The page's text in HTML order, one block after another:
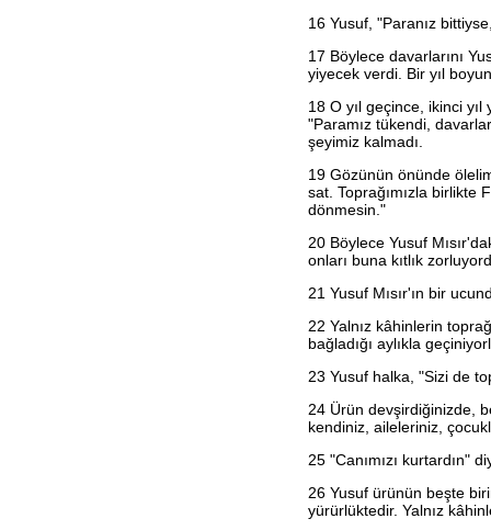
16 Yusuf, "Paranız
17 Böylece davarlarını
yiyecek verdi. Bir yıl
18 O yıl geçince, ikinci
"Paramız tükendi,
şeyimiz kalmadı.
19 Gözünün önünde
sat. Toprağımızla birlikte
dönmesin."
20 Böylece Yusuf
onları buna kıtlık
21 Yusuf Mısır'ın bir
22 Yalnız kâhinlerin
bağladığı aylıkla
23 Yusuf halka, "Sizi de
24 Ürün devşirdiğinizde,
kendiniz, aileleriniz,
25 "Canımızı kurtardın"
26 Yusuf ürünün beşte
yürürlüktedir. Yalnız